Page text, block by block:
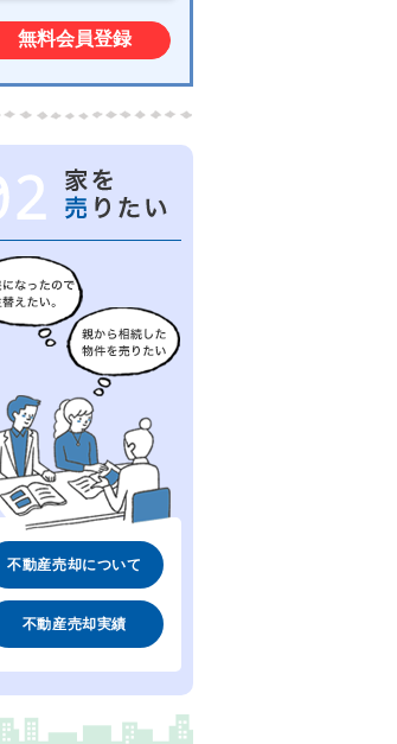
無料会員登録
不動産売却について
不動産売却実績